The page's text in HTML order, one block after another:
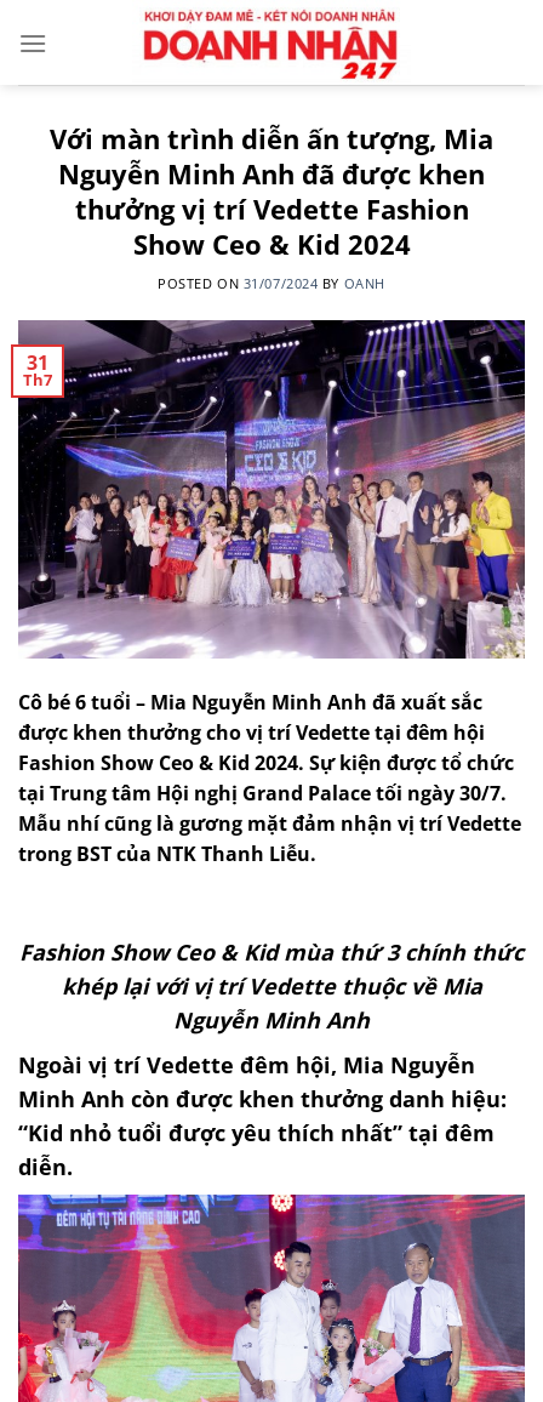
Với màn trình diễn ấn tượng, Mia
Nguyễn Minh Anh đã được khen
thưởng vị trí Vedette Fashion
Show Ceo & Kid 2024
POSTED ON 31/07/2024 BY OANH
31
Th7
Cô bé 6 tuổi – Mia Nguyễn Minh Anh đã xuất sắc
được khen thưởng cho vị trí Vedette tại đêm hội
Fashion Show Ceo & Kid 2024. Sự kiện được tổ chức
tại Trung tâm Hội nghị Grand Palace tối ngày 30/7.
Mẫu nhí cũng là gương mặt đảm nhận vị trí Vedette
trong BST của NTK Thanh Liễu.
Fashion Show Ceo & Kid mùa thứ 3 chính thức
khép lại với vị trí Vedette thuộc về Mia
Nguyễn Minh Anh
Ngoài vị trí Vedette đêm hội, Mia Nguyễn
Minh Anh còn được khen thưởng danh hiệu:
“Kid nhỏ tuổi được yêu thích nhất” tại đêm
diễn.